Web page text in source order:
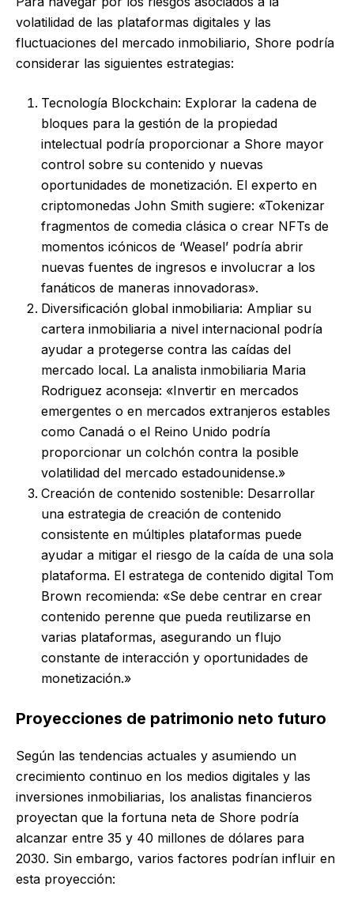
volatilidad de las plataformas digitales y las
fluctuaciones del mercado inmobiliario, Shore podría
considerar las siguientes estrategias:
Tecnología Blockchain: Explorar la cadena de
bloques para la gestión de la propiedad
intelectual podría proporcionar a Shore mayor
control sobre su contenido y nuevas
oportunidades de monetización. El experto en
criptomonedas John Smith sugiere: «Tokenizar
fragmentos de comedia clásica o crear NFTs de
momentos icónicos de ‘Weasel’ podría abrir
nuevas fuentes de ingresos e involucrar a los
fanáticos de maneras innovadoras».
Diversificación global inmobiliaria: Ampliar su
cartera inmobiliaria a nivel internacional podría
ayudar a protegerse contra las caídas del
mercado local. La analista inmobiliaria Maria
Rodriguez aconseja: «Invertir en mercados
emergentes o en mercados extranjeros estables
como Canadá o el Reino Unido podría
proporcionar un colchón contra la posible
volatilidad del mercado estadounidense.»
Creación de contenido sostenible: Desarrollar
una estrategia de creación de contenido
consistente en múltiples plataformas puede
ayudar a mitigar el riesgo de la caída de una sola
plataforma. El estratega de contenido digital Tom
Brown recomienda: «Se debe centrar en crear
contenido perenne que pueda reutilizarse en
varias plataformas, asegurando un flujo
constante de interacción y oportunidades de
monetización.»
Proyecciones de patrimonio neto futuro
Según las tendencias actuales y asumiendo un
crecimiento continuo en los medios digitales y las
inversiones inmobiliarias, los analistas financieros
proyectan que la fortuna neta de Shore podría
alcanzar entre 35 y 40 millones de dólares para
2030. Sin embargo, varios factores podrían influir en
esta proyección: